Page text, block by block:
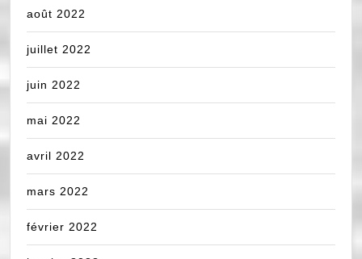
août 2022
juillet 2022
juin 2022
mai 2022
avril 2022
mars 2022
février 2022